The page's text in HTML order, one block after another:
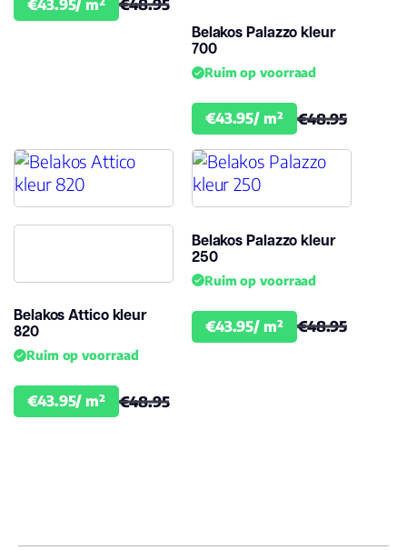
€43.95/ m² €48.95
Belakos Palazzo kleur
700
Ruim op voorraad
€43.95/ m² €48.95
Belakos Attico kleur
820
Ruim op voorraad
€43.95/ m² €48.95
Belakos Palazzo kleur
250
Ruim op voorraad
€43.95/ m² €48.95